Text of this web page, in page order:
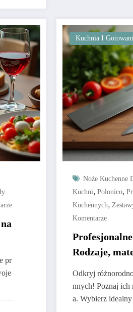
pr
Kuchnia I
Noże Kuchenne
Kuchni, Polonico,
Kuchennych,
Komentarze
Rodzaje,
Odkryj
nnych! Poznaj ich
a. Wybierz